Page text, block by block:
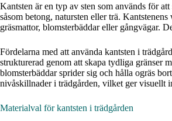
Kantsten är en typ av sten som används för
såsom betong, natursten eller trä.
gräsmattor, blomsterbäddar eller gångvägar.
Fördelarna med att använda kantsten i
strukturerad genom att skapa tydliga gränser
blomsterbäddar sprider sig och hålla ogräs
nivåskillnader i trädgården, vilket ger visuellt
Materialval för kantsten i trädgården